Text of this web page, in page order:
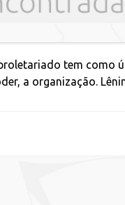
tem como
a organização.